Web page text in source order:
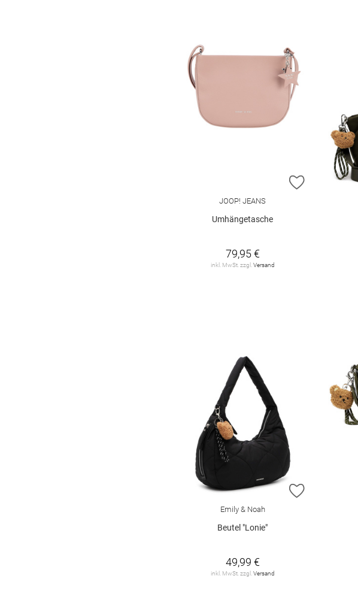
ZUR
JOOP! JEANS
Umhängetasche
79,95 €
inkl. MwSt. zzgl. Versand
ZUR
Emily & Noah
Beutel "Lonie"
49,99 €
inkl. MwSt. zzgl. Versand